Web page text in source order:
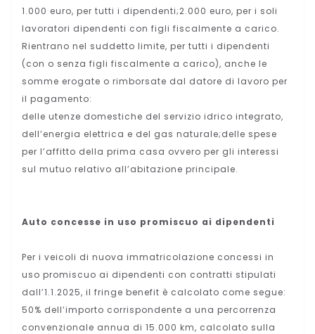
1.000 euro, per tutti i dipendenti;2.000 euro, per i soli
lavoratori dipendenti con figli fiscalmente a carico.
Rientrano nel suddetto limite, per tutti i dipendenti
(con o senza figli fiscalmente a carico), anche le
somme erogate o rimborsate dal datore di lavoro per
il pagamento:
delle utenze domestiche del servizio idrico integrato,
dell’energia elettrica e del gas naturale;delle spese
per l’affitto della prima casa ovvero per gli interessi
sul mutuo relativo all’abitazione principale.
Auto concesse in uso promiscuo ai dipendenti
Per i veicoli di nuova immatricolazione concessi in
uso promiscuo ai dipendenti con contratti stipulati
dall’1.1.2025, il fringe benefit è calcolato come segue:
50% dell’importo corrispondente a una percorrenza
convenzionale annua di 15.000 km, calcolato sulla